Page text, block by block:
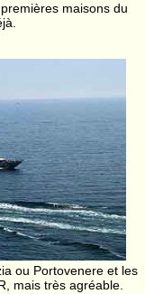
maisons du
ou Portovenere et les
mais très agréable.